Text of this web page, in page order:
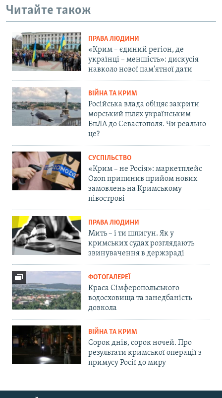
Читайте також
ПРАВА ЛЮДИНИ
«Крим – єдиний регіон, де
українці – меншість»: дискусія
навколо нової пам'ятної дати
ВІЙНА ТА КРИМ
Російська влада обіцяє закрити
морський шлях українським
БпЛА до Севастополя. Чи реально
це?
СУСПІЛЬСТВО
«Крим – не Росія»: маркетплейс
Ozon припинив прийом нових
замовлень на Кримському
півострові
ПРАВА ЛЮДИНИ
Мить – і ти шпигун. Як у
кримських судах розглядають
звинувачення в держзраді
ФОТОГАЛЕРЕЇ
Краса Сімферопольського
водосховища та занедбаність
довкола
ВІЙНА ТА КРИМ
Сорок днів, сорок ночей. Про
результати кримської операції з
примусу Росії до миру